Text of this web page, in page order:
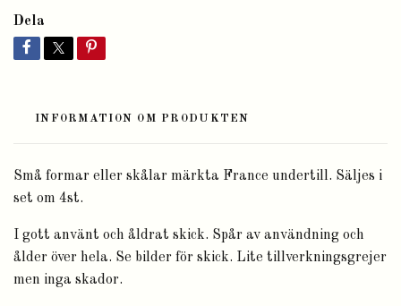
Dela
INFORMATION OM PRODUKTEN
Små formar eller skålar märkta France undertill. Säljes i
set om 4st.
I gott använt och åldrat skick. Spår av användning och
ålder över hela. Se bilder för skick. Lite tillverkningsgrejer
men inga skador.